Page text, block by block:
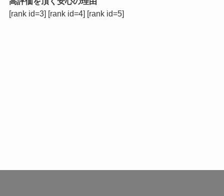
[rank id=3] [rank id=4] [rank id=5]